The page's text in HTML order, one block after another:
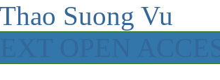
Suong Vu